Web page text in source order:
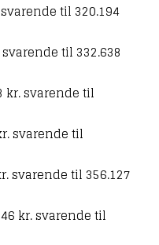
til 320.194
til 332.638
kr. svarende til
svarende til
svarende til 356.127
kr. svarende til